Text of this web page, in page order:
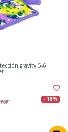
gravity 5-6
- 18%